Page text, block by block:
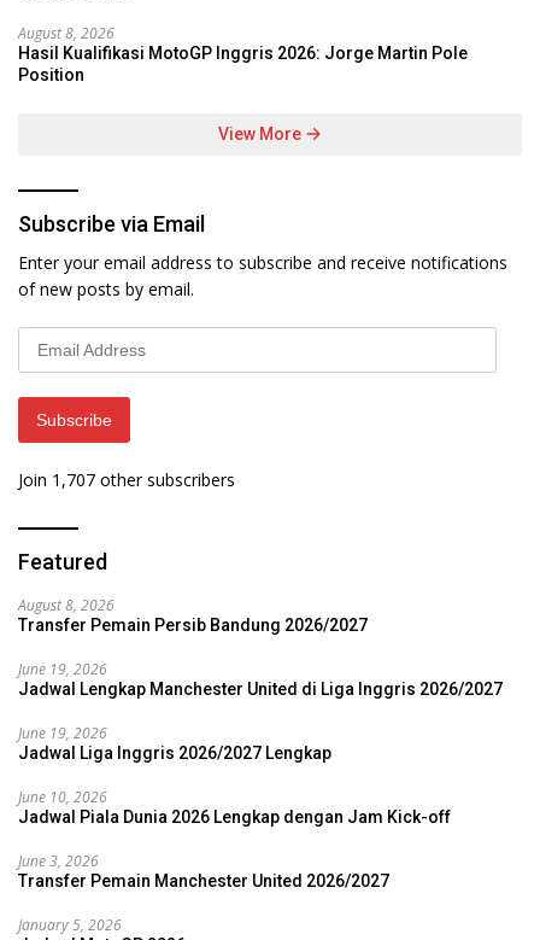
August 8, 2026
Hasil Kualifikasi MotoGP Inggris 2026: Jorge Martin Pole
Position
View More
Subscribe via Email
Enter your email address to subscribe and receive notifications
of new posts by email.
Subscribe
Join 1,707 other subscribers
Featured
August 8, 2026
Transfer Pemain Persib Bandung 2026/2027
June 19, 2026
Jadwal Lengkap Manchester United di Liga Inggris 2026/2027
June 19, 2026
Jadwal Liga Inggris 2026/2027 Lengkap
June 10, 2026
Jadwal Piala Dunia 2026 Lengkap dengan Jam Kick-off
June 3, 2026
Transfer Pemain Manchester United 2026/2027
January 5, 2026